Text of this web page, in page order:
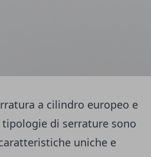
a cilindro europeo e
di serrature sono
uniche e